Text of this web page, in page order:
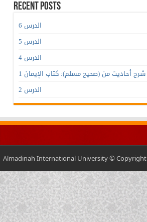
Recent Posts
الدرس 6
الدرس 5
الدرس 4
الدرس 2
Almadinah International University © Copyright